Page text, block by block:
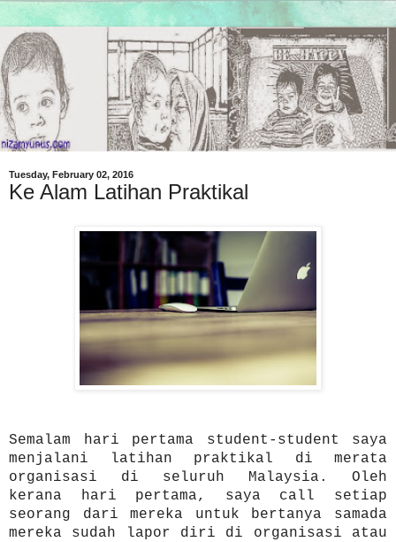
Tuesday, February 02, 2016
Ke Alam Latihan Praktikal
Semalam hari pertama student-student saya
menjalani latihan praktikal di merata
organisasi di seluruh Malaysia. Oleh
kerana hari pertama, saya call setiap
seorang dari mereka untuk bertanya samada
mereka sudah lapor diri di organisasi atau